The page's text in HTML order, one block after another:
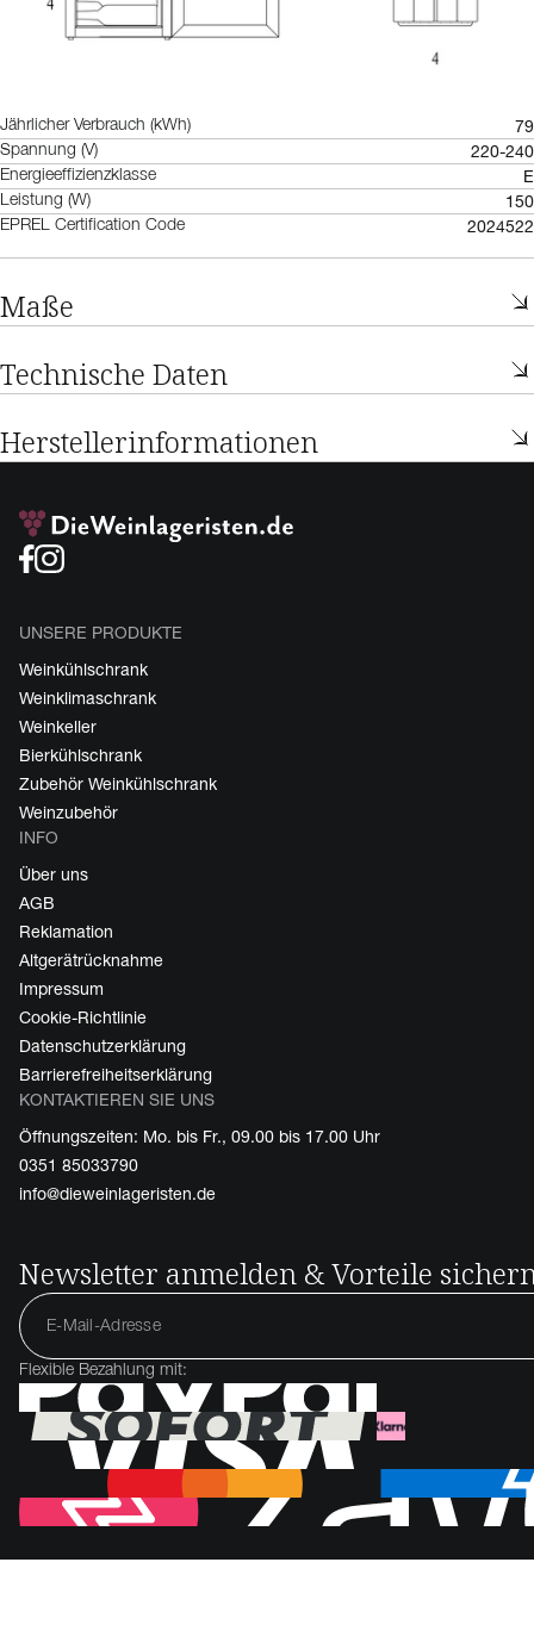
Jährlicher Verbrauch (kWh) 79
Spannung (V) 220-240
Energieeffizienzklasse E
Leistung (W) 150
EPREL Certification Code 2024522
Maße
Technische Daten
Herstellerinformationen
UNSERE PRODUKTE
Weinkühlschrank
Weinklimaschrank
Weinkeller
Bierkühlschrank
Zubehör Weinkühlschrank
Weinzubehör
INFO
Über uns
AGB
Reklamation
Altgerätrücknahme
Impressum
Cookie-Richtlinie
Datenschutzerklärung
Barrierefreiheitserklärung
KONTAKTIEREN SIE UNS
Öffnungszeiten: Mo. bis Fr., 09.00 bis 17.00 Uhr
0351 85033790
info@dieweinlageristen.de
Newsletter anmelden & Vorteile
Flexible Bezahlung mit: